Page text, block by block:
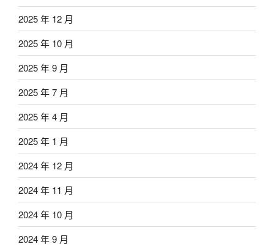
2025 年 12 月
2025 年 10 月
2025 年 9 月
2025 年 7 月
2025 年 4 月
2025 年 1 月
2024 年 12 月
2024 年 11 月
2024 年 10 月
2024 年 9 月